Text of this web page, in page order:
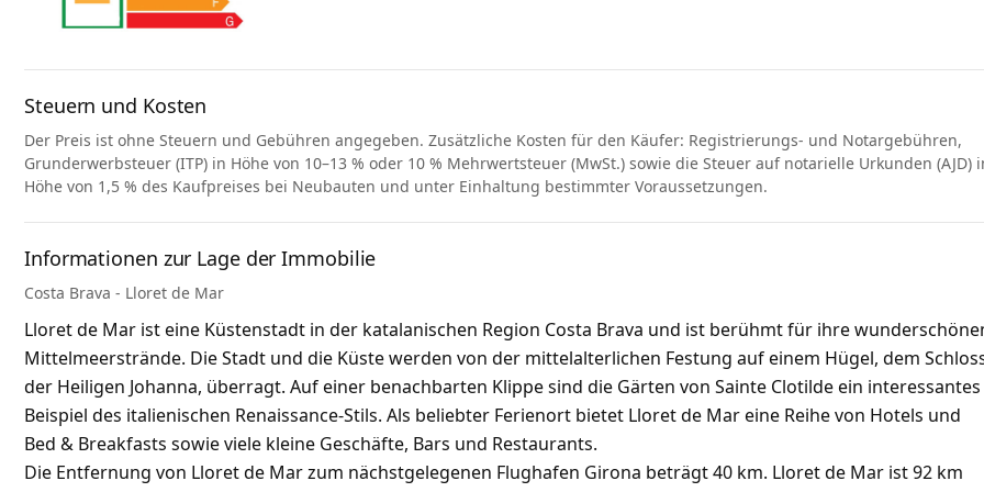
Steuern und Kosten
Der Preis ist ohne Steuern und Gebühren angegeben. Zusätzliche Kosten für den Käufer: Registrierungs- und Notargebühren,
Grunderwerbsteuer (ITP) in Höhe von 10–13 % oder 10 % Mehrwertsteuer (MwSt.) sowie die Steuer auf notarielle Urkunden (AJD)
Höhe von 1,5 % des Kaufpreises bei Neubauten und unter Einhaltung bestimmter Voraussetzungen.
Informationen zur Lage der Immobilie
Costa Brava - Lloret de Mar
Lloret de Mar ist eine Küstenstadt in der katalanischen Region Costa Brava und ist berühmt für ihre
Mittelmeerstrände. Die Stadt und die Küste werden von der mittelalterlichen Festung auf einem Hügel, dem
der Heiligen Johanna, überragt. Auf einer benachbarten Klippe sind die Gärten von Sainte Clotilde ein interessantes
Beispiel des italienischen Renaissance-Stils. Als beliebter Ferienort bietet Lloret de Mar eine Reihe von Hotels und
Bed & Breakfasts sowie viele kleine Geschäfte, Bars und Restaurants.
Die Entfernung von Lloret de Mar zum nächstgelegenen Flughafen Girona beträgt 40 km. Lloret de Mar ist 92 km